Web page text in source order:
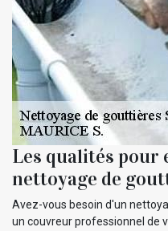
Les qualités pour
nettoyage de
Avez-vous besoin d'un
un couvreur professionnel de